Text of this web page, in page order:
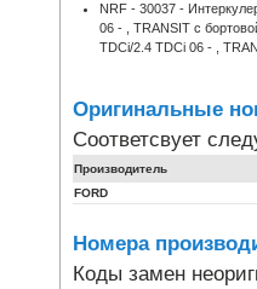
NRF - 30037 -
06 - , TRANSIT c
TDCi/2.4 TDCi 06 - ,
Оригинальные
Соответсвует
Производитель
FORD
Номера
Коды замен